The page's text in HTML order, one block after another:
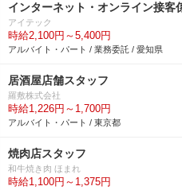
インターネット・オンライン接客
アイテック
時給2,100円～5,400円
アルバイト・パート / 業務委託 / 愛知県
居酒屋店舗スタッフ
羅敷株式会社
時給1,226円～1,700円
アルバイト・パート / 東京都
焼肉店スタッフ
和牛焼き肉 ほまれ
時給1,100円～1,375円